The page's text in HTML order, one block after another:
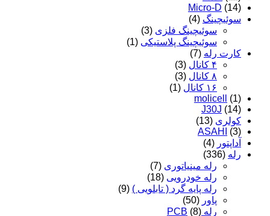
Micro-D (14)
سوئیچینگ (4)
سوئیچینگ فلزی (3)
سوئیچینگ پلاستیکی (1)
کارت رله (7)
۴ کانال
(3)
۸ کانال
(3)
۱۶ کانال
(1)
molicell
(1)
J30J (14)
کولری (13)
ASAHI
(3)
آداپتور (4)
رله (336)
رله مینیاتوری (7)
رله خودرویی (18)
رله پایه گرد ( تابلویی ) (9)
پاور (50)
رله PCB (8)